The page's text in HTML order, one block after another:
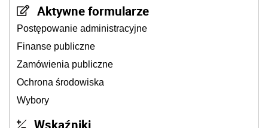
Aktywne formularze
Postępowanie administracyjne
Finanse publiczne
Zamówienia publiczne
Ochrona środowiska
Wybory
Wskaźniki